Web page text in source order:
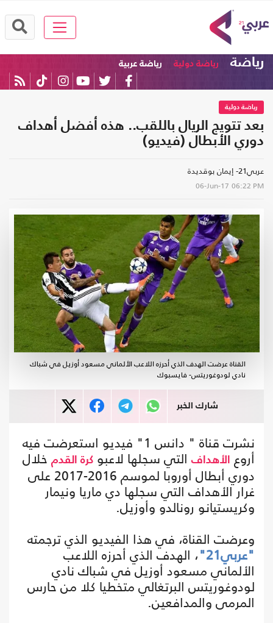
رياضة رياضة دولية رياضة عربية
رياضة دولية
بعد تتويج الريال باللقب.. هذه أفضل أهداف
دوري الأبطال (فيديو)
عربي21- إيمان بوقديدة
06-Jun-17 06:22 PM
القناة عرضت الهدف الذي أحرزه اللاعب الألماني مسعود أوزيل في شباك
نادي لودوغوريتس- فايسبوك
شارك الخبر
نشرت قناة " دانس 1" فيديو استعرضت فيه
أروع الأهداف التي سجلها لاعبو كرة القدم خلال
دوري أبطال أوروبا لموسم 2016-2017 على
غرار الأهداف التي سجلها دي ماريا ونيمار
وكريستيانو رونالدو وأوزيل.
وعرضت القناة، في هذا الفيديو الذي ترجمته
"عربي21" ، الهدف الذي أحرزه اللاعب
الألماني مسعود أوزيل في شباك نادي
لودوغوريتس البرتغالي متخطيا كلا من حارس
المرمى والمدافعين.